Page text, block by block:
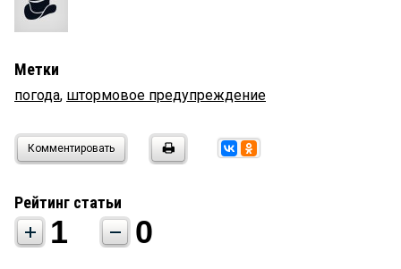
Метки
погода, штормовое предупреждение
Комментировать
Рейтинг статьи
1 0